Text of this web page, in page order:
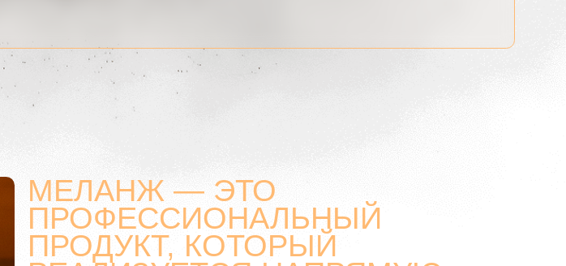
МЕЛАНЖ — ЭТО
ПРОФЕССИОНАЛЬНЫЙ
ПРОДУКТ, КОТОРЫЙ
РЕАЛИЗУЕТСЯ НАПРЯМУЮ
Мы НЕ работаем с маркетплейсами и дистрибьюторами,
чтобы контролировать качество и получать обратную
связь от мастеров напрямую